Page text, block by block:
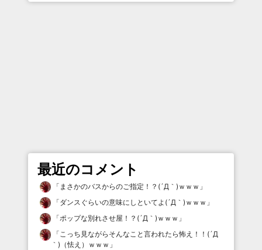
最近のコメント
「 まさかのバスからのご指定！？(´Д｀)ｗｗｗ 」
「ダンスぐらいの意味にしといてよ(´Д｀)ｗｗｗ 」
「ポップな別れさせ屋！？(´Д｀)ｗｗｗ 」
「こっち見ながらそんなこと言われたら怖え！！(´Д
｀)（怯え）ｗｗｗ 」